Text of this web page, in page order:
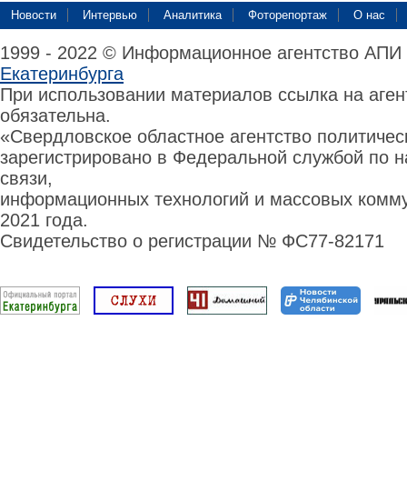
Новости Интервью Аналитика Фоторепортаж О нас
1999 - 2022 © Информационное агентство
Екатеринбурга
При использовании материалов ссылка на
обязательна.
«Свердловское областное агентство
зарегистрировано в Федеральной службой по
связи,
информационных технологий и массовых
2021 года.
Свидетельство о регистрации № ФС77-82171